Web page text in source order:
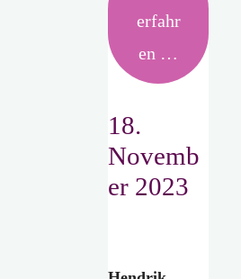
erfahr
en …
18.
Novemb
er 2023